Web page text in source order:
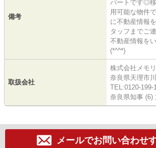
備考
パートです◎
用可能な物件
に不動産情報
タッフまでご
不動産情報を
(*^^*)
取扱会社
株式会社メモ
奈良県天理市
TEL:0120-199-
奈良県知事 (6)
メールでお問い合わせ